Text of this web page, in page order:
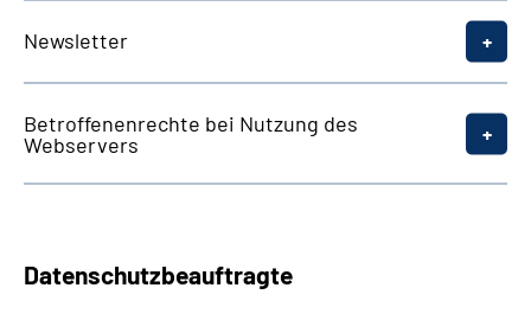
Newsletter
Betroffenenrechte bei Nutzung des
Webservers
Datenschutzbeauftragte